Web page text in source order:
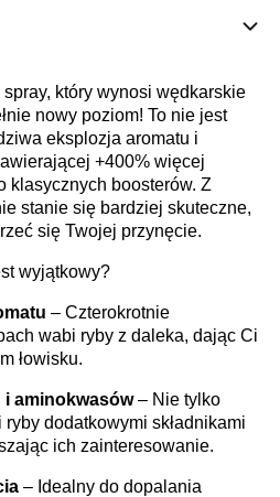
który wynosi wędkarskie
nowy poziom! To nie jest
eksplozja aromatu i
+400% więcej
klasycznych boosterów. Z
stanie się bardziej skuteczne,
się Twojej przynęcie.
wyjątkowy?
– Czterokrotnie
wabi ryby z daleka, dając Ci
łowisku.
i aminokwasów– Nie tylko
dodatkowymi składnikami
ich zainteresowanie.
– Idealny do dopalania